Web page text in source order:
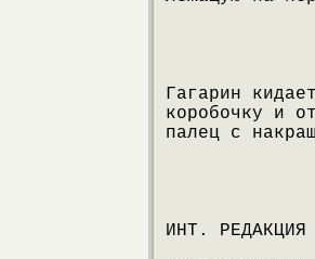
Гагарин
коробочку и
палец с
ИНТ. РЕДАКЦИЯ